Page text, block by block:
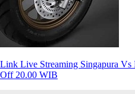
Link Live Streaming Singapura
Off 20.00 WIB